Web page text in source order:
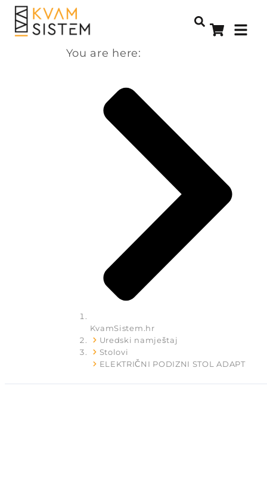
You are here:
KvamSistem.hr
Uredski namještaj
Stolovi
ELEKTRIČNI PODIZNI STOL ADAPT